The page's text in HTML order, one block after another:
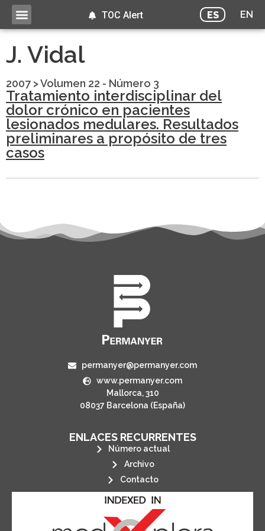
ES EN
TOC Alert
J. Vidal
2007 >Volumen 22 - Número 3
Tratamiento interdisciplinar del
dolor crónico en pacientes
lesionados medulares. Resultados
preliminares a propósito de tres
casos
permanyer@permanyer.com
www.permanyer.com
Mallorca, 310
08037 Barcelona (España)
ENLACES RECURRENTES
Número actual
Archivo
Contacto